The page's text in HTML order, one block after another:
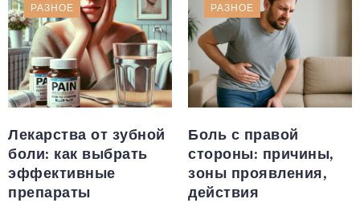
РАЗНОЕ
Лекарства от зубной
боли: как выбрать
эффективные
препараты
РАЗНОЕ
Боль с правой
стороны: причины,
зоны проявления,
действия